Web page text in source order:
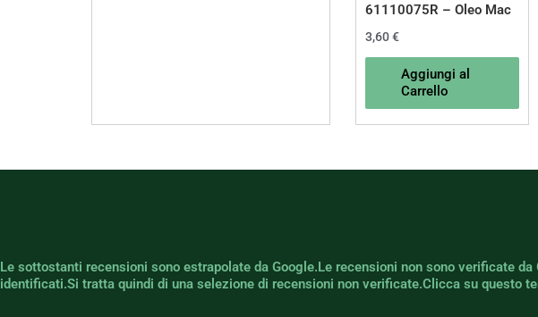
61110075R – Oleo Mac
3,60€
Aggiungi al
Carrello
Le sottostanti recensioni sono estrapolate da Google.Le recensioni non sono verificate
identificati.Si tratta quindi di una selezione di recensioni non verificate.Clicca su questo